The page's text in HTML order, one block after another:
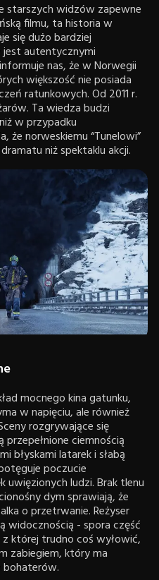
starszych widzów zapewne
filmu, ta historia w
się dużo bardziej
jest autentycznymi
nas, że w Norwegii
większość nie posiada
ratunkowych. Od 2011 r.
Ta wiedza budzi
w przypadku
że norweskiemu “Tunelowi”
niż spektaklu akcji.
mocnego kina gatunku,
w napięciu, ale również
rozgrywające się
ciemnością
błyskami latarek i słabą
poczucie
uwięzionych ludzi. Brak tlenu
dym sprawiają, że
o przetrwanie. Reżyser
widocznością - spora część
której trudno coś wyłowić,
zabiegiem, który ma
bohaterów.